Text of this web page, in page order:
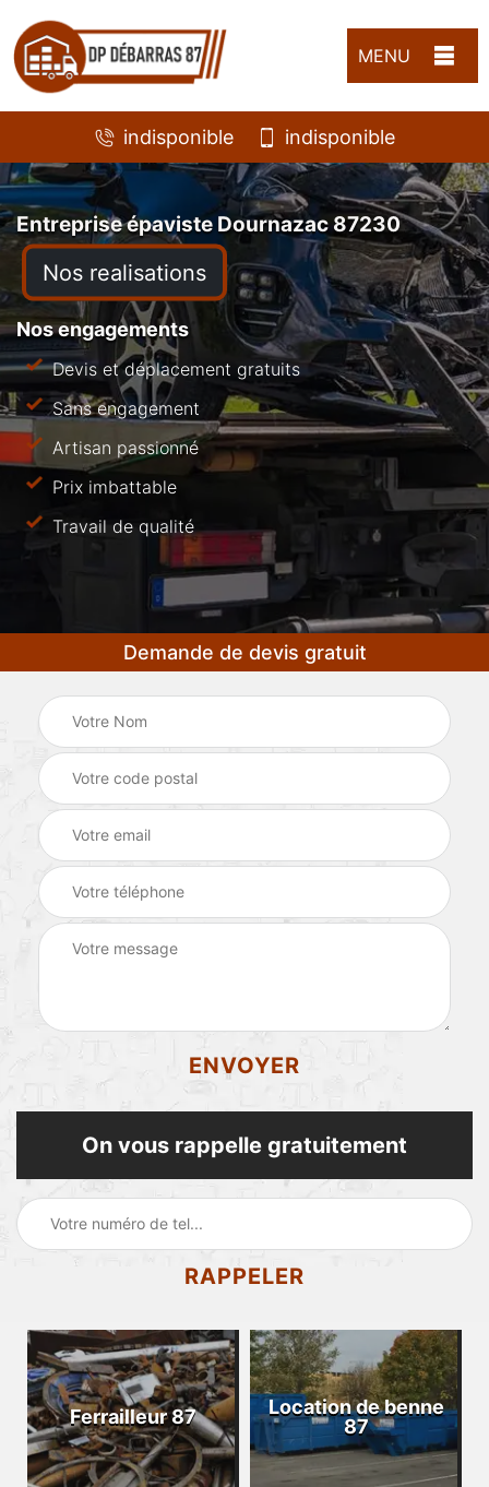
MENU
indisponible indisponible
Entreprise épaviste Dournazac 87230
Nos realisations
Nos engagements
Devis et déplacement gratuits
Sans engagement
Artisan passionné
Prix imbattable
Travail de qualité
Demande de devis gratuit
On vous rappelle gratuitement
Ferrailleur 87
Location de benne
87